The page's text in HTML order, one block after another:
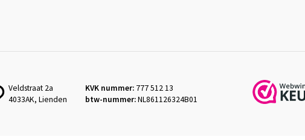
Veldstraat 2a
4033AK, Lienden
KVK nummer: 777 512 13
btw-nummer:NL861126324B01